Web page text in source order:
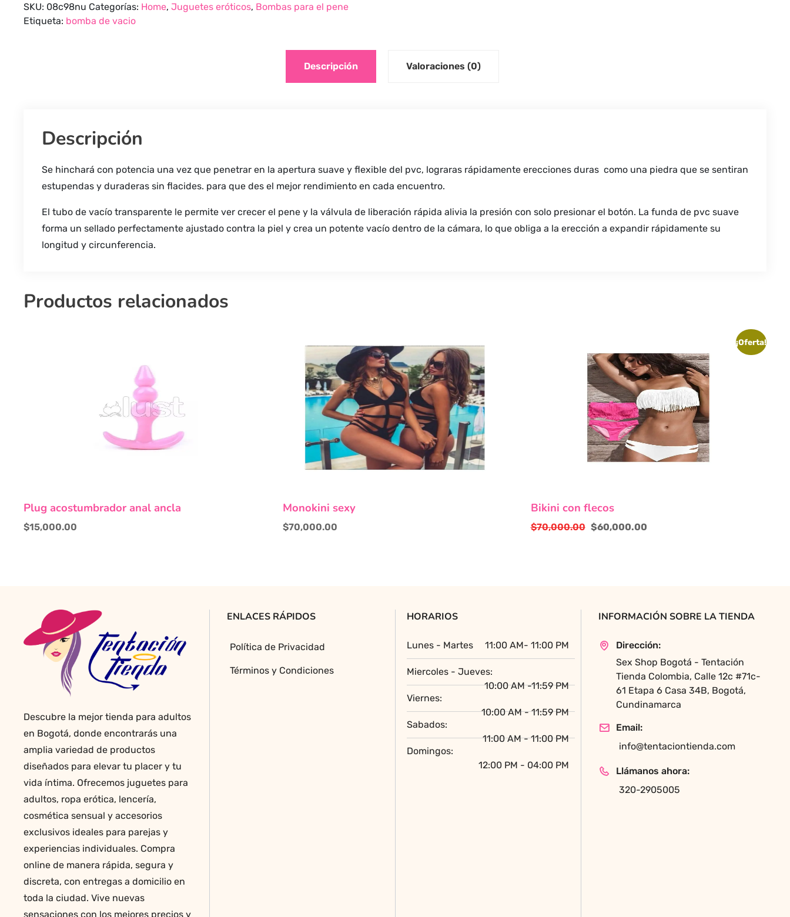
SKU: 08c98nu Categorías: Home, Juguetes eróticos, Bombas para el pene
Etiqueta: bomba de vacio
Descripción Valoraciones (0)
Descripción
Se hinchará con potencia una vez que penetrar en la apertura suave y flexible del pvc, lograras rápidamente erecciones duras como una piedra que se sentiran
estupendas y duraderas sin flacides. para que des el mejor rendimiento en cada encuentro.
El tubo de vacío transparente le permite ver crecer el pene y la válvula de liberación rápida alivia la presión con solo presionar el botón. La funda de pvc suave
forma un sellado perfectamente ajustado contra la piel y crea un potente vacío dentro de la cámara, lo que obliga a la erección a expandir rápidamente su
longitud y circunferencia.
Productos relacionados
producto
tiene
múltiples
elegir
en
la
página
producto
Plug acostumbrador anal ancla
$15,000.00
producto
tiene
múltiples
elegir
la
de
Monokini sexy
$70,000.00
producto
tiene
múltiples
la
página
producto
¡Oferta!
Bikini con flecos
$70,000.00 $60,000.00
Descubre la mejor tienda para adultos
en Bogotá, donde encontrarás una
amplia variedad de productos
diseñados para elevar tu placer y tu
vida íntima. Ofrecemos juguetes para
adultos, ropa erótica, lencería,
cosmética sensual y accesorios
exclusivos ideales para parejas y
experiencias individuales. Compra
online de manera rápida, segura y
discreta, con entregas a domicilio en
toda la ciudad. Vive nuevas
sensaciones con los mejores precios y
ENLACES RÁPIDOS
Política de Privacidad
Términos y Condiciones
HORARIOS
Lunes - Martes 11:00 AM- 11:00 PM
Miercoles - Jueves:
10:00 AM -11:59 PM
Viernes:
10:00 AM - 11:59 PM
Sabados:
11:00 AM - 11:00 PM
Domingos:
12:00 PM - 04:00 PM
INFORMACIÓN SOBRE LA TIENDA
Dirección:
Sex Shop Bogotá - Tentación
Tienda Colombia, Calle 12c #71c-
61 Etapa 6 Casa 34B, Bogotá,
Cundinamarca
Email:
info@tentaciontienda.com
Llámanos ahora:
320-2905005